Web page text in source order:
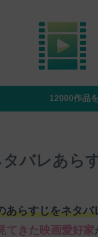
12000作品
バレあら
あらすじをネタ
てきた映画愛好家